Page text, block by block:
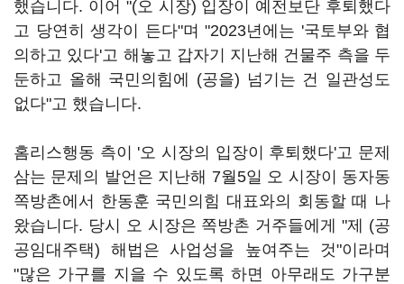
했습니다. 이어 "(오 시장) 입장이 예전보단 후퇴했다
고 당연히 생각이 든다"며 "2023년에는 '국토부와 협
의하고 있다'고 해놓고 갑자기 지난해 건물주 측을 두
둔하고 올해 국민의힘에 (공을) 넘기는 건 일관성도
없다"고 했습니다.
홈리스행동 측이 '오 시장의 입장이 후퇴했다'고 문제
삼는 문제의 발언은 지난해 7월5일 오 시장이 동자동
쪽방촌에서 한동훈 국민의힘 대표와의 회동할 때 나
왔습니다. 당시 오 시장은 쪽방촌 거주들에게 "제 (공
공임대주택) 해법은 사업성을 높여주는 것"이라며
"많은 가구를 지을 수 있도록 하면 아무래도 가구분